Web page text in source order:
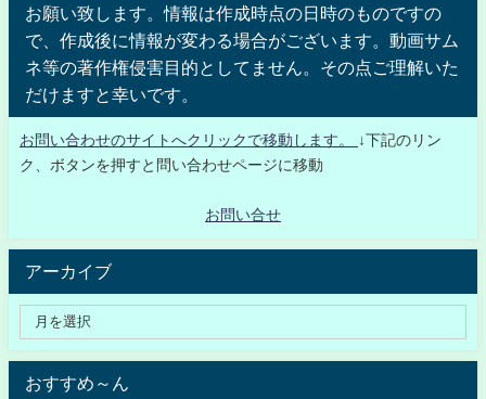
お願い致します。情報は作成時点の日時のものですの
で、作成後に情報が変わる場合がございます。動画サム
ネ等の著作権侵害目的としてません。その点ご理解いた
だけますと幸いです。
お問い合わせのサイトへクリックで移動します。
↓下記のリン
ク、ボタンを押すと問い合わせページに移動
お問い合せ
アーカイブ
おすすめ～ん